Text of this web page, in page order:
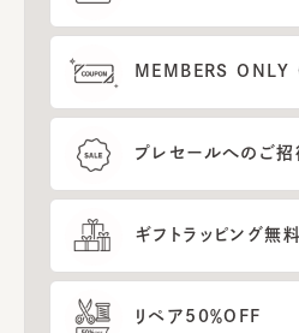
MEMBERS ONLY
プレセールへのご招
ギフトラッピング無料
リペア50％OFF